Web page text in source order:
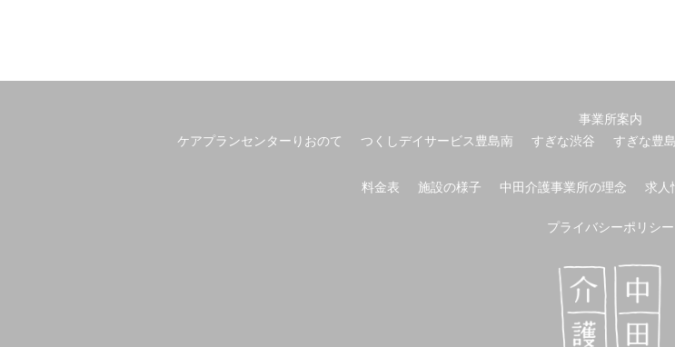
事業所案内
ケアプランセンターりおのて
つくしデイサービス豊島南 すぎな渋谷 すぎな豊
料金表 施設の様子 中田介護事業所の理念 求人
プライバシーポリシー